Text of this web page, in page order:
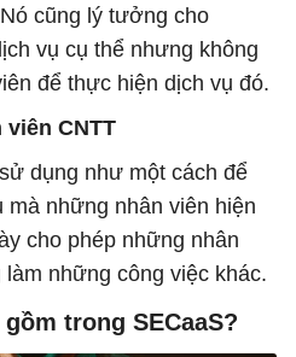
cũng lý tưởng cho
vụ cụ thể nhưng không
để thực hiện dịch vụ đó.
CNTT
dụng như một cách để
mà những nhân viên hiện
cho phép những nhân
những công việc khác.
trong SECaaS?